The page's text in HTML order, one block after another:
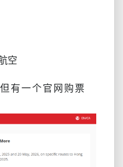
空
有一个官网购票